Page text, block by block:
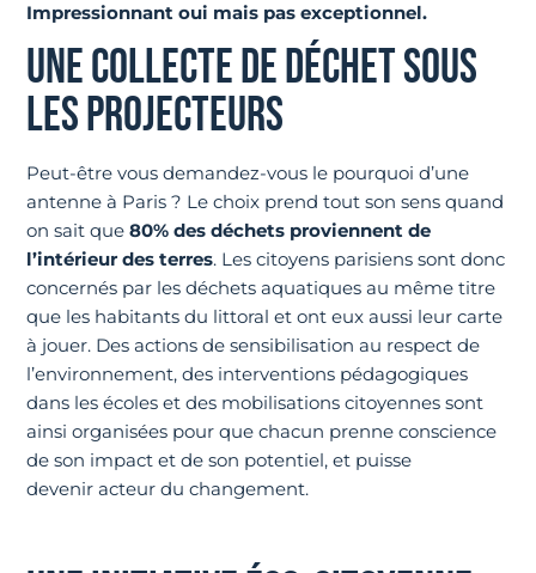
Impressionnant oui mais pas exceptionnel.
UNE COLLECTE DE DÉCHET SOUS
LES PROJECTEURS
Peut-être vous demandez-vous le pourquoi d’une
antenne à Paris ? Le choix prend tout son sens quand
on sait que80% des déchets proviennent de
l’intérieur des terres. Les citoyens parisiens sont donc
concernés par les déchets aquatiques au même titre
que les habitants du littoral et ont eux aussi leur carte
à jouer. Des actions de sensibilisation au respect de
l’environnement, des interventions pédagogiques
dans les écoles et des mobilisations citoyennes sont
ainsi organisées pour que chacun prenne conscience
de son impact et de son potentiel, et puisse
devenir acteur du changement.